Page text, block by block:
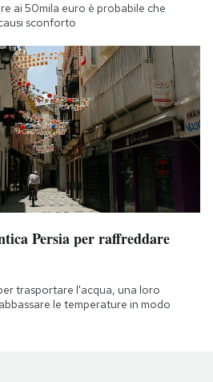
ai 50mila euro è probabile che
sconforto
Persia per raffreddare
trasportare l'acqua, una loro
le temperature in modo